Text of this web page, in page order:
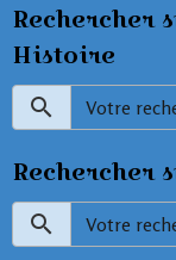
Rechercher
Histoire
Rechercher